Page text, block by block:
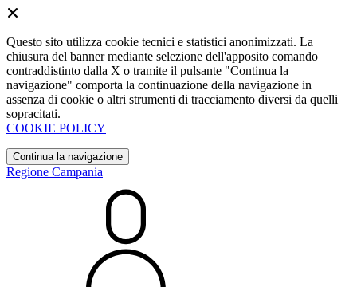
Questo sito utilizza cookie tecnici e statistici anonimizzati. La
chiusura del banner mediante selezione dell'apposito comando
contraddistinto dalla X o tramite il pulsante "Continua la
navigazione" comporta la continuazione della navigazione in
assenza di cookie o altri strumenti di tracciamento diversi da quelli
sopracitati.
COOKIE POLICY
Continua la navigazione
Regione Campania